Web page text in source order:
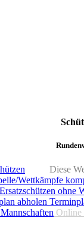
Diese
Wettkämpfe
Ersatzschützen ohne
abholen
Online